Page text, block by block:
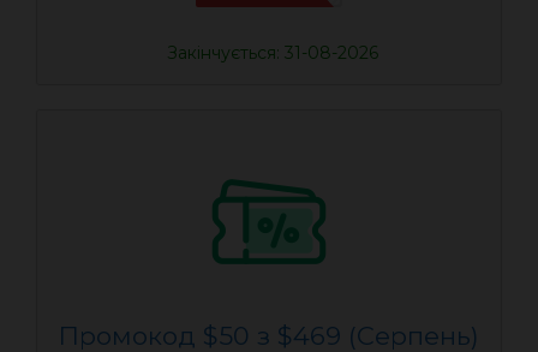
Закінчується: 31-08-2026
Промокод $50 з $469 (Серпень)